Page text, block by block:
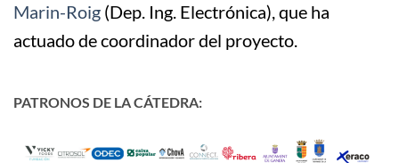
Marin-Roig (Dep. Ing. Electrónica), que ha
actuado de coordinador del proyecto.
PATRONOS DE LA CÁTEDRA: